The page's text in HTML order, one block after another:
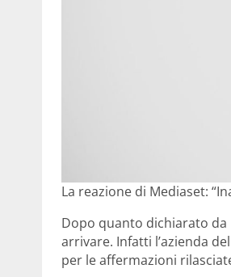
La reazione di Mediaset:
Dopo quanto dichiarato
arrivare. Infatti l’azienda
per le affermazioni